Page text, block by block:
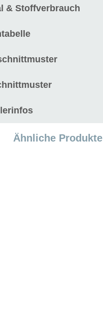
& Stoffverbrauch
Ähnliche Produkte